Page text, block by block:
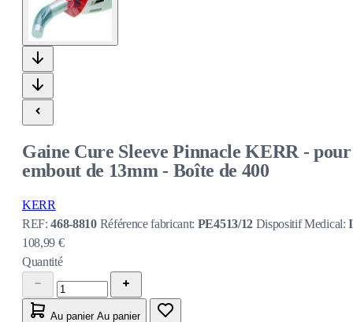
Gaine Cure Sleeve Pinnacle KERR - pour
embout de 13mm - Boîte de 400
KERR
REF:468-8810 Référence fabricant: PE4513/12 Dispositif Medical:I
108,99 €
Quantité
Au panier Au panier